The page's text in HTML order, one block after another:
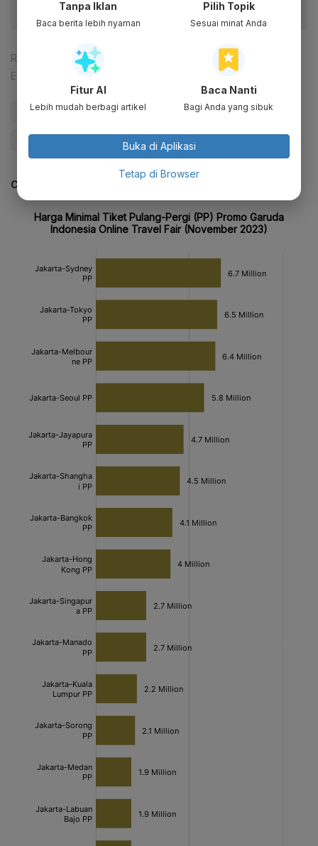
Reporter:
Cahya Puteri Abdi Rabbi
Editor:
#Garuda #Garuda Indonesia #Erick Thohir
#BUMN
CEK JUGA DATA INI
Tanpa Iklan
Baca berita lebih nyaman
Pilih Topik
Sesuai minat Anda
Fitur AI
Lebih mudah berbagi artikel
Baca Nanti
Bagi Anda yang sibuk
Buka di Aplikasi
Tetap di Browser